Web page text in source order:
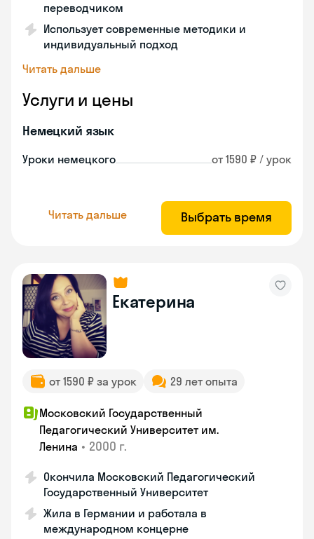
переводчиком
Использует современные методики и
индивидуальный подход
Читать дальше
Услуги и цены
Немецкий язык
Уроки немецкого от 1590 ₽ / урок
Читать дальше Выбрать время
Екатерина
от 1590 ₽ за урок 29 лет опыта
Московский Государственный
Педагогический Университет им.
Ленина • 2000 г.
Окончила Московский Педагогический
Государственный Университет
Жила в Германии и работала в
международном концерне